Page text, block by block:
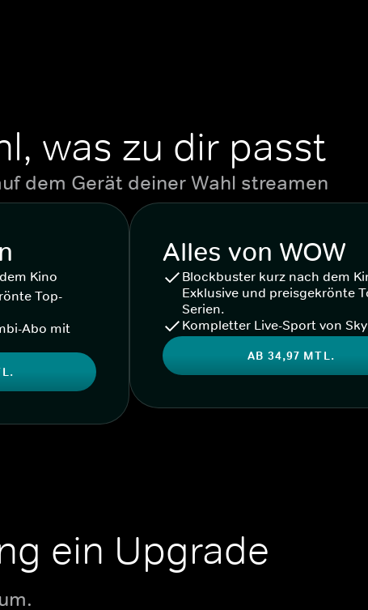
was zu dir passt
dem Gerät deiner Wahl streamen
Kino
Top-
Abo mit
Alles von WOW
Blockbuster kurz nach dem
Exklusive und preisgekrönte
Serien.
Kompletter Live-Sport von
AB 34,97 MTL.
ein Upgrade